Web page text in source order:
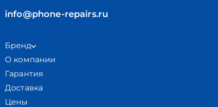
info@phone-repairs.ru
Бренд
О компании
Гарантия
Доставка
Цены